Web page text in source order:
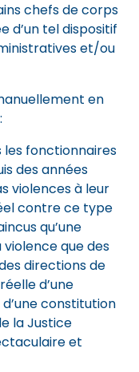
chefs de corps
d’un tel dispositif
et/ou
en
les fonctionnaires
des années
violences à leur
contre ce type
qu’une
que des
directions de
d’une
constitution
la Justice
et